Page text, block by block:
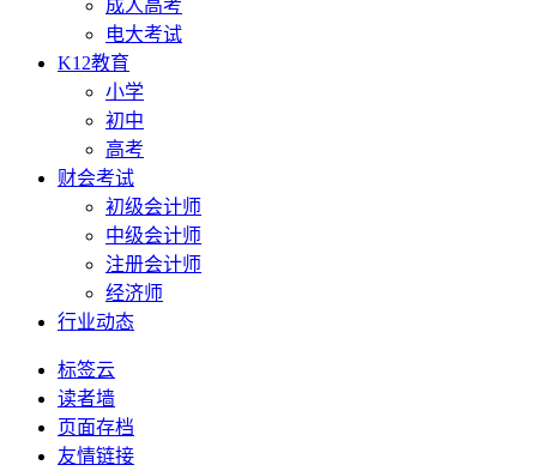
成人高考
电大考试
K12教育
小学
初中
高考
财会考试
初级会计师
中级会计师
注册会计师
经济师
行业动态
标签云
读者墙
页面存档
友情链接